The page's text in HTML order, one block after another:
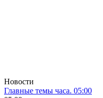
Новости
Главные темы часа. 05:00